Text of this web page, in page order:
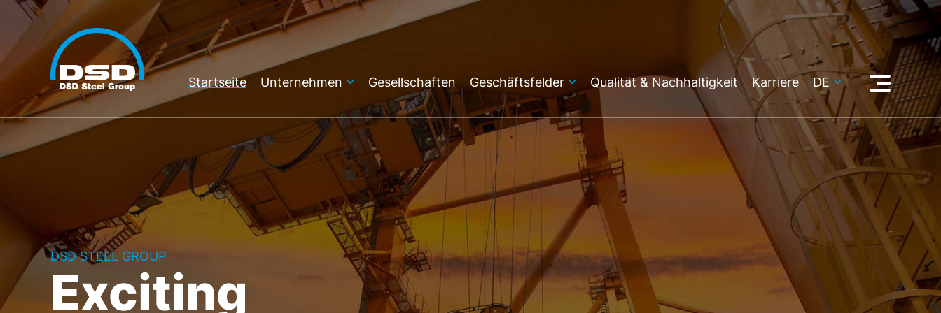
Startseite Unternehmen Gesellschaften Geschäftsfelder Qualität & Nachhaltigkeit Karriere DE
DSD STEEL GROUP
Exciting